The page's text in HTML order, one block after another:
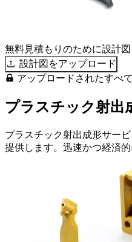
無料見積もりのために設計
設計図をアップロード
アップロードされたすべ
プラスチック射出
プラスチック射出成形サー
提供します。迅速かつ経済